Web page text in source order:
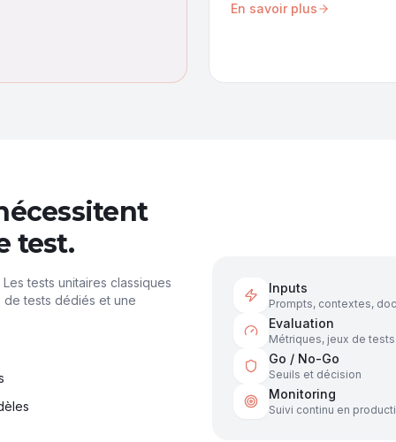
En savoir plus
test.
tests unitaires classiques
de tests dédiés et une
Inputs
Prompts, contextes,
Evaluation
Métriques, jeux de tests
Go / No-Go
Seuils et décision
Monitoring
Suivi continu en